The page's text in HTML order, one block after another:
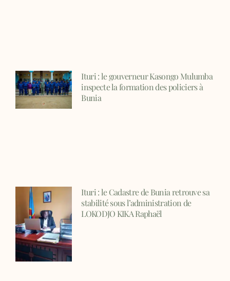
Ituri : le gouverneur Kasongo Mulumba
inspecte la formation des policiers à
Bunia
Ituri : le Cadastre de Bunia retrouve sa
stabilité sous l’administration de
LOKODJO KIKA Raphaël